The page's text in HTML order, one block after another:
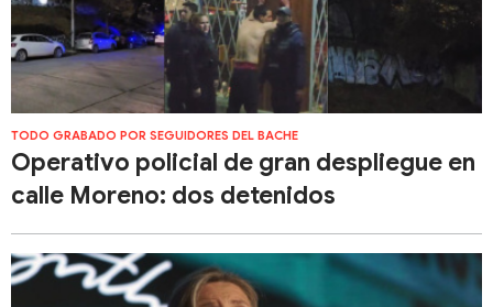
TODO GRABADO POR SEGUIDORES DEL BACHE
Operativo policial de gran despliegue en
calle Moreno: dos detenidos